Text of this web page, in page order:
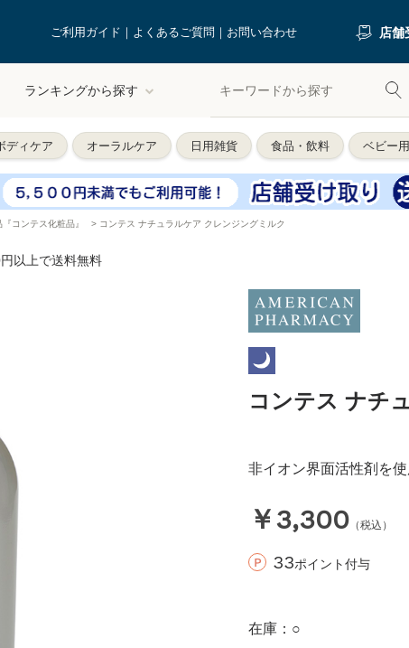
ご利用ガイド よくあるご質問 お問い合わせ 店舗
ランキングから探す
ディケア オーラルケア 日用雑貨 食品・飲料 ベビー
コンテス化粧品』 > コンテス ナチュラルケア クレンジングミルク
以上で送料無料
非イオン界面活性剤を
コンテス ナチ
￥3,300 （税込）
33ポイント付与
在庫 ○